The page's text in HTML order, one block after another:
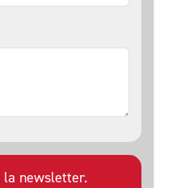
la newsletter.